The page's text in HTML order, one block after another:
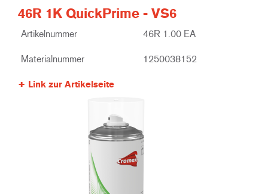
46R 1K QuickPrime - VS6
Artikelnummer 46R 1.00 EA
Materialnummer 1250038152
Link zur Artikelseite